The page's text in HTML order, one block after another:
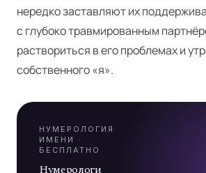
нередко заставляют их
с глубоко травмированным
раствориться в его проблемах и
собственного «я».
НУМЕРОЛОГИЯ
ИМЕНИ ·
БЕСПЛАТНО
Нумерологи